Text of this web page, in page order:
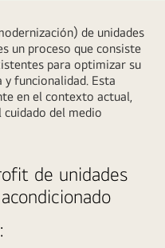
de unidades
un proceso que consiste
para optimizar su
funcionalidad. Esta
en el contexto actual,
del medio
de unidades